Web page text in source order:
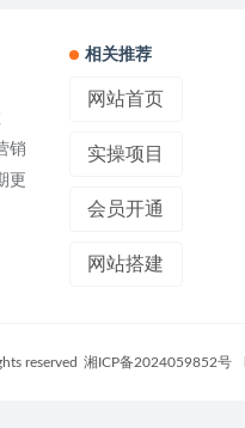
销
更
相关推荐
网站首页
实操项目
会员开通
网站搭建
reserved 湘ICP备2024059852号